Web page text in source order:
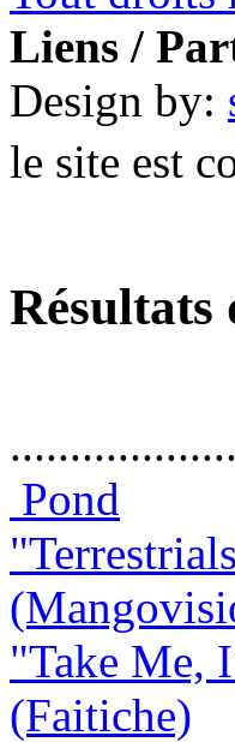
Liens /
Design by:
le site est
Résultats
Pond
"Take Me,
(Faitiche)